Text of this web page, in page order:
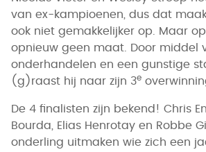
van ex-kampioenen, dus dat
ook niet gemakkelijker op. Maar
opnieuw geen maat. Door middel
onderhandelen en een gunstige
(g)raast hij naar zijn 3e
De 4 finalisten zijn bekend! Chris
Bourda, Elias Henrotay en Robbe
onderling uitmaken wie zich een